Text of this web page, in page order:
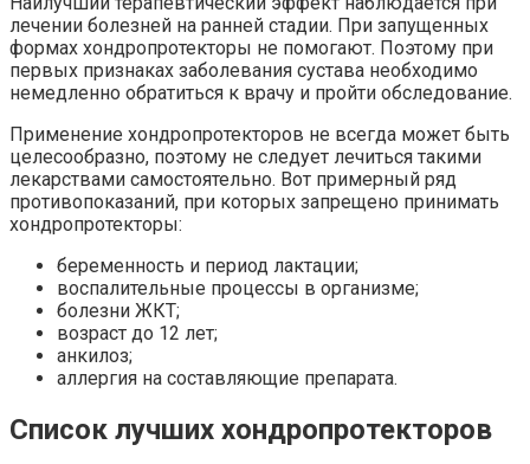
лечении болезней на ранней стадии. При запущенных
формах хондропротекторы не помогают. Поэтому при
первых признаках заболевания сустава необходимо
немедленно обратиться к врачу и пройти обследование.
Применение хондропротекторов не всегда может быть
целесообразно, поэтому не следует лечиться такими
лекарствами самостоятельно. Вот примерный ряд
противопоказаний, при которых запрещено принимать
хондропротекторы:
беременность и период лактации;
воспалительные процессы в организме;
болезни ЖКТ;
возраст до 12 лет;
анкилоз;
аллергия на составляющие препарата.
Список лучших хондропротекторов